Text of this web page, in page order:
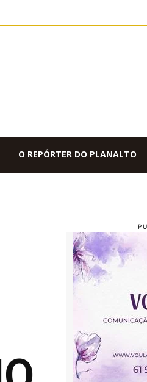
O REPÓRTER DO PLANALTO